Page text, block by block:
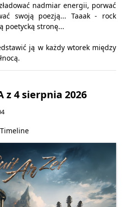
nadmiar energii, porwać
swoją poezją... Taaak - rock
poetycką stronę...
ją w każdy wtorek między
z 4 sierpnia 2026
Timeline